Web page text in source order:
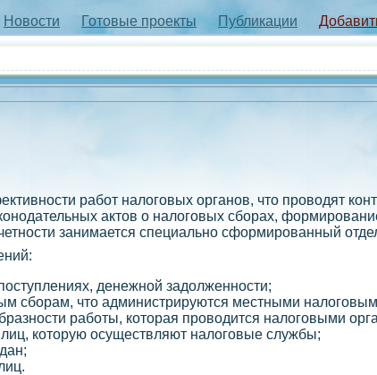
Новости Готовые проекты Публикации
работ налоговых органов, что проводят
актов о налоговых сборах,
занимается специально сформированный
денежной задолженности;
сборам, что администрируются местными
работы, которая проводится налоговыми
которую осуществляют налоговые службы;